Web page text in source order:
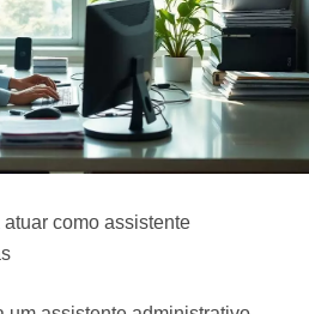
como assistente